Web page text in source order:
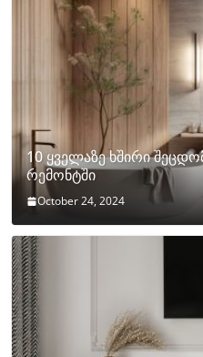
10 ყველაზე ხშირი
რემონტში
October 24, 2024